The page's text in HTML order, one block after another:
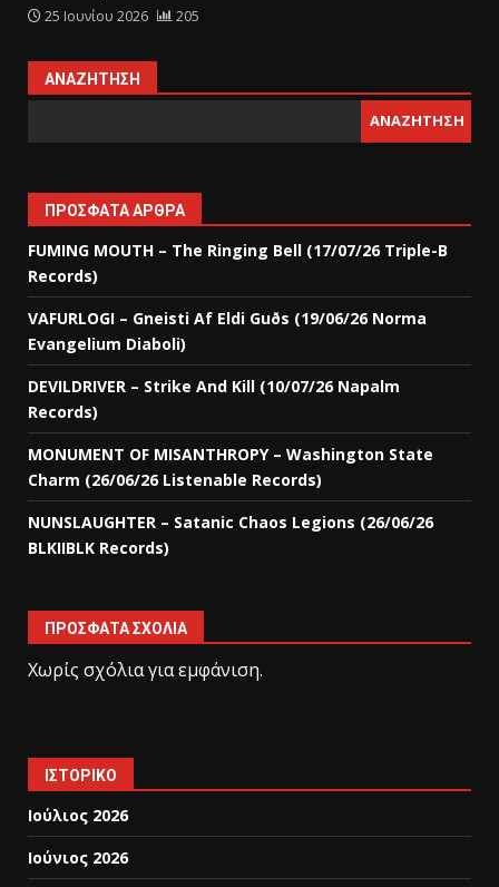
25 Ιουνίου 2026 205
ΑΝΑΖΉΤΗΣΗ
ΑΝΑΖΉΤΗΣΗ
ΠΡΌΣΦΑΤΑ ΆΡΘΡΑ
FUMING MOUTH – The Ringing Bell (17/07/26 Triple-B
Records)
VAFURLOGI – Gneisti Af Eldi Guðs (19/06/26 Norma
Evangelium Diaboli)
DEVILDRIVER – Strike And Kill (10/07/26 Napalm
Records)
MONUMENT OF MISANTHROPY – Washington State
Charm (26/06/26 Listenable Records)
NUNSLAUGHTER – Satanic Chaos Legions (26/06/26
BLKIIBLK Records)
ΠΡΌΣΦΑΤΑ ΣΧΌΛΙΑ
Χωρίς σχόλια για εμφάνιση.
ΙΣΤΟΡΙΚΌ
Ιούλιος 2026
Ιούνιος 2026